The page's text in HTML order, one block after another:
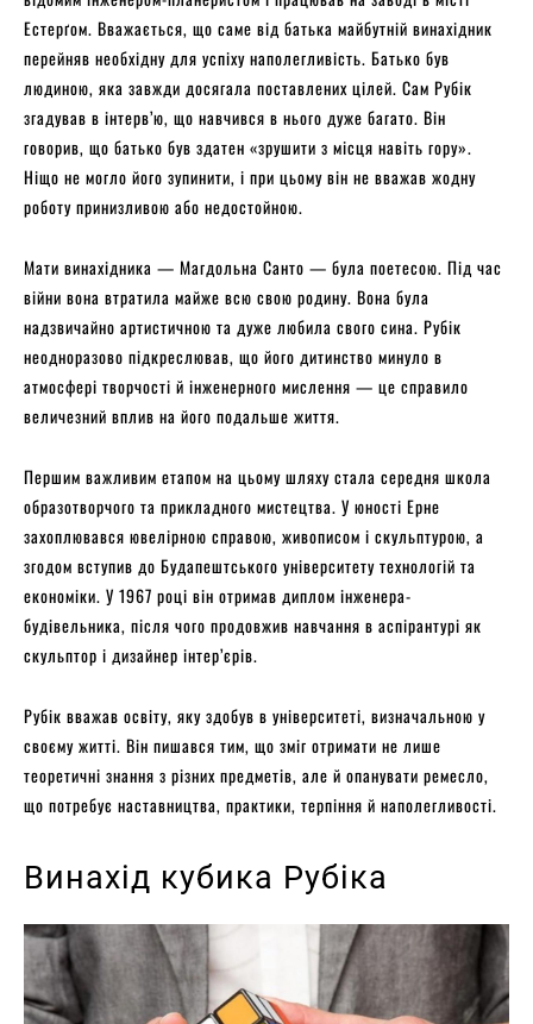
Естерґом. Вважається, що саме від батька майбутній винахідник
перейняв необхідну для успіху наполегливість. Батько був
людиною, яка завжди досягала поставлених цілей. Сам Рубік
згадував в інтерв’ю, що навчився в нього дуже багато. Він
говорив, що батько був здатен «зрушити з місця навіть гору».
Ніщо не могло його зупинити, і при цьому він не вважав жодну
роботу принизливою або недостойною.
Мати винахідника — Магдольна Санто — була поетесою. Під час
війни вона втратила майже всю свою родину. Вона була
надзвичайно артистичною та дуже любила свого сина. Рубік
неодноразово підкреслював, що його дитинство минуло в
атмосфері творчості й інженерного мислення — це справило
величезний вплив на його подальше життя.
Першим важливим етапом на цьому шляху стала середня школа
образотворчого та прикладного мистецтва. У юності Ерне
захоплювався ювелірною справою, живописом і скульптурою, а
згодом вступив до Будапештського університету технологій та
економіки. У 1967 році він отримав диплом інженера-
будівельника, після чого продовжив навчання в аспірантурі як
скульптор і дизайнер інтер’єрів.
Рубік вважав освіту, яку здобув в університеті, визначальною у
своєму житті. Він пишався тим, що зміг отримати не лише
теоретичні знання з різних предметів, але й опанувати ремесло,
що потребує наставництва, практики, терпіння й наполегливості.
Винахід кубика Рубіка